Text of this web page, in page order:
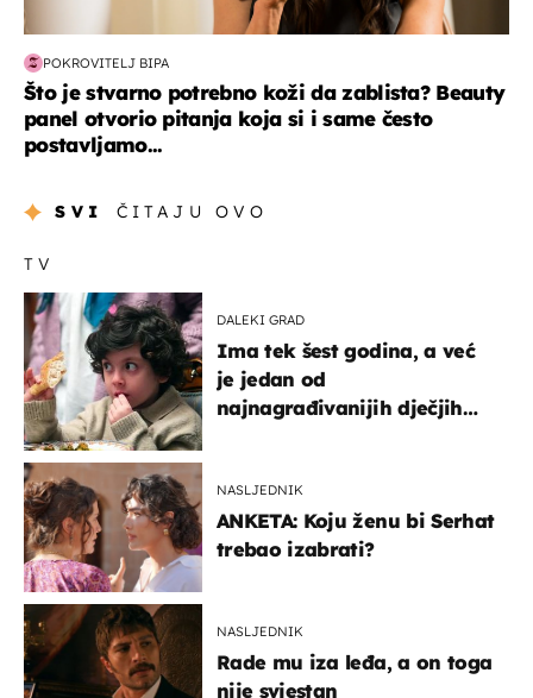
POKROVITELJ BIPA
Što je stvarno potrebno koži da zablista? Beauty
panel otvorio pitanja koja si i same često
postavljamo...
SVI ČITAJU OVO
TV
DALEKI GRAD
Ima tek šest godina, a već
je jedan od
najnagrađivanijih dječjih
NASLJEDNIK
ANKETA: Koju ženu bi Serhat
trebao izabrati?
NASLJEDNIK
Rade mu iza leđa, a on toga
nije svjestan